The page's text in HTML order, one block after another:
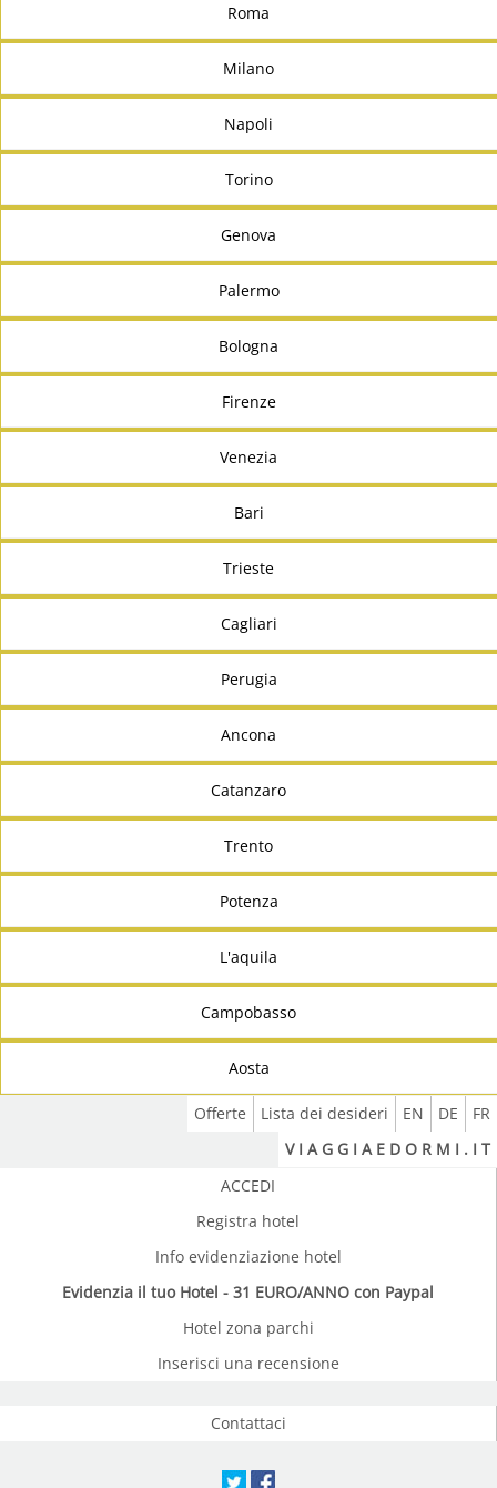
Roma
Milano
Napoli
Torino
Genova
Palermo
Bologna
Firenze
Venezia
Bari
Trieste
Cagliari
Perugia
Ancona
Catanzaro
Trento
Potenza
L'aquila
Campobasso
Aosta
FR
DE
EN
Lista dei desideri
Offerte
V I A G G I A E D O R M I . I T
ACCEDI
Registra hotel
Info evidenziazione hotel
Evidenzia il tuo Hotel - 31 EURO/ANNO con Paypal
Hotel zona parchi
Inserisci una recensione
Contattaci